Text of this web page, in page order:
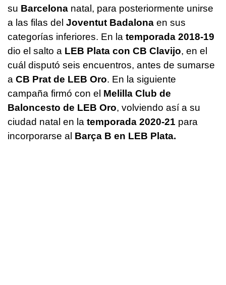
su Barcelona natal, para posteriormente unirse
a las filas del Joventut Badalona en sus
categorías inferiores. En la temporada 2018-19
dio el salto a LEB Plata con CB Clavijo, en el
cuál disputó seis encuentros, antes de sumarse
a CB Prat de LEB Oro. En la siguiente
campaña firmó con el Melilla Club de
Baloncesto de LEB Oro, volviendo así a su
ciudad natal en la temporada 2020-21 para
incorporarse al Barça B en LEB Plata.